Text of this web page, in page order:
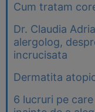
Cum tratam
Dr. Claudia
alergolog,
incrucisata
Dermatita
6 lucruri pe